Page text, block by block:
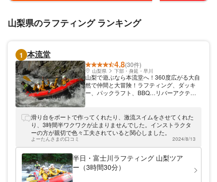
山梨県のラフティング ランキング
1 本流堂
4.8(30件)
山梨県 下部・身延・早川
山梨で遊ぶなら本流堂へ！360度広がる大自
然で仲間と大冒険！ラフティング、ダッキ
ー、パックラフト、BBQ…リバーアクティ
は、富士五湖や八ヶ岳から約1時間の場所に
あり、山梨を遊びつくすにはもってこいです
♪ 自然を満喫できるアウトドアツアーを、
山・川で遊びつくした経験豊富で愉快なガイ
ドがサポートします。 小さなカンパニーだ
からこそ、アットホームでお客様に寄り添っ
たツアーをモットーに、川へ繰り出します！
士川上流域は川幅が広く、水遊びできるポイ
滑り台をボートで作ってくれたり、激流スイムをさせてくれた
り、3時間半ワクワクが止まりませんでした。インストラクタ
ーの方が親切で色々工夫されていると関心しました。
よーたんさまの口コミ 2024/8/13
半日・富士川ラフティング 山梨ツア
ー（3時間30分）